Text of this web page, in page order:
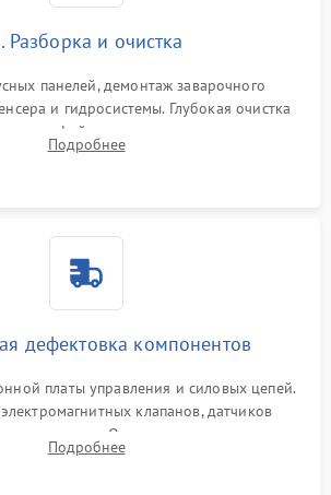
Разборка и очистка
панелей, демонтаж заварочного
и гидросистемы. Глубокая очистка
от кофейных масел, жмыха и накипи.
каналов и фильтров с использованием
Подробнее
дефектовка компонентов
платы управления и силовых цепей.
клапанов, датчиков
расходомера. Оценка степени износа
уплотнительных колец гидросистемы
Подробнее